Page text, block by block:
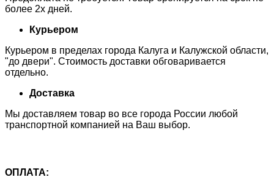
более 2х дней.
Курьером
Курьером в пределах города Калуга и Калужской области,
"до двери". Стоимость доставки обговаривается
отдельно.
Доставка
Мы доставляем товар во все города России любой
транспортной компанией на Ваш выбор.
ОПЛАТА: